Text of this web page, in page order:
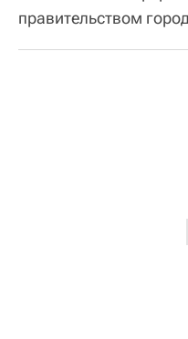
правительством